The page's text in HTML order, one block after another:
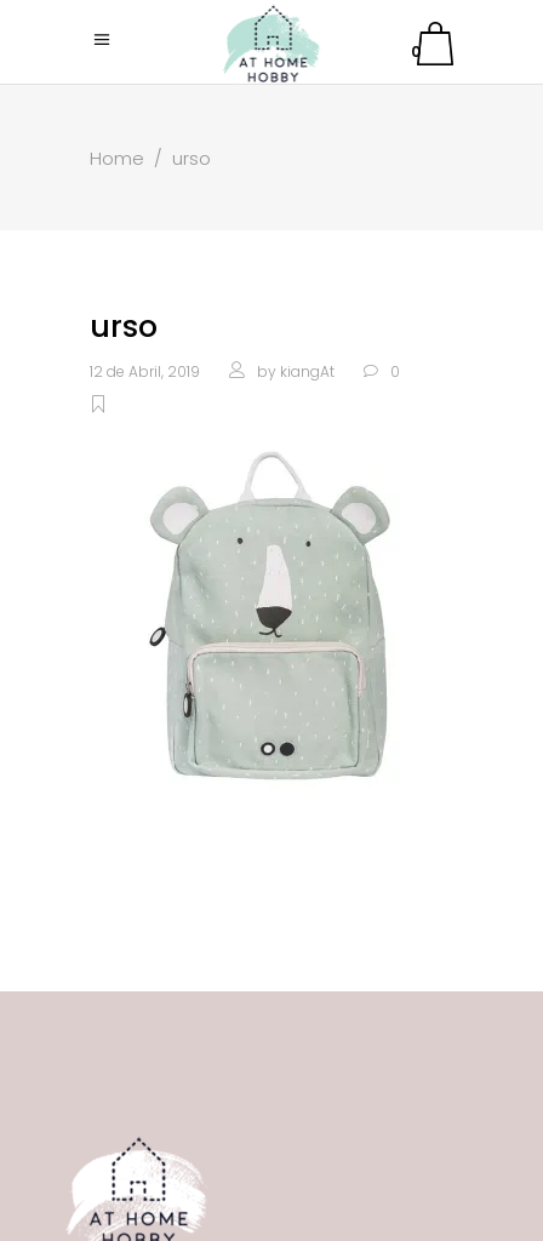
0
Home / urso
urso
12 de Abril, 2019 by kiangAt 0